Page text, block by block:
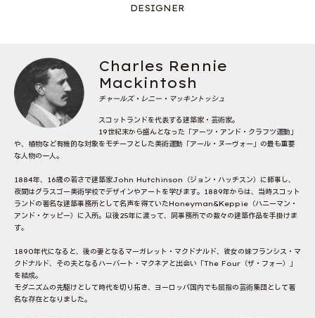
DESIGNER
Charles Rennie
Mackintosh
チャールズ・レニー・マッキントッシュ
スコットランドを代表する建築家・芸術家。
19世紀末から盛んとなった「アーツ・アンド・クラフツ運動」
や、植物など有機的な対象をモチーフとした美術運動「アール・ヌーヴォー」の最も重要
な人物の一人。
1884年、16歳の若さで建築家John Hutchinson（ジョン・ハッチスン）に師事し、
夜間はグラスゴー美術学校でデザインやアートを学びます。1889年からは、当時スコット
ランドの著名な建築事務所として名声を得ていたHoneyman&Keppie（ハニーマン・
アンド・ケッピー）に入所。以後25年に渡って、同事務所での数々の建築作品を手掛けま
す。
1890年代になると、後の妻となるマーガレット・マクドナルド、彼女の妹フランシス・マ
クドナルド、その夫となるハーバート・マクネアと出会い「The Four（ザ・フォー）」
を結成。
モダニズムの先駆けとして時代を切り拓き、ヨーロッパ国内でも屈指の芸術集団として著
名な存在となりました。